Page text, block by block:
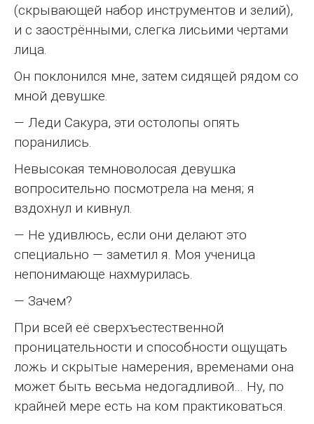
(скрывающей набор инструментов и зелий),
и с заострёнными, слегка лисьими чертами
лица.
Он поклонился мне, затем сидящей рядом со
мной девушке.
— Леди Сакура, эти остолопы опять
поранились.
Невысокая темноволосая девушка
вопросительно посмотрела на меня; я
вздохнул и кивнул.
— Не удивлюсь, если они делают это
специально — заметил я. Моя ученица
непонимающе нахмурилась.
— Зачем?
При всей её сверхъестественной
проницательности и способности ощущать
ложь и скрытые намерения, временами она
может быть весьма недогадливой… Ну, по
крайней мере есть на ком практиковаться.